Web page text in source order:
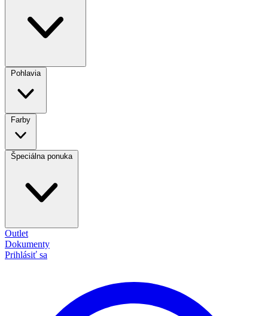
Pohlavia
Farby
Špeciálna ponuka
Outlet
Dokumenty
Prihlásiť sa